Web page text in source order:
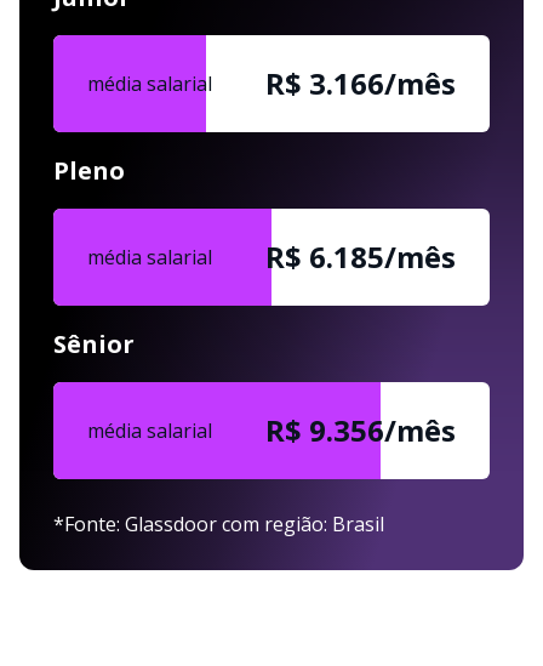
média salarial R$ 3.166/mês
Pleno
média salarial R$ 6.185/mês
Sênior
média salarial R$ 9.356/mês
*Fonte: Glassdoor com região: Brasil